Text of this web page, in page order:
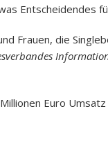
Entscheidendes
Frauen, die
Euro